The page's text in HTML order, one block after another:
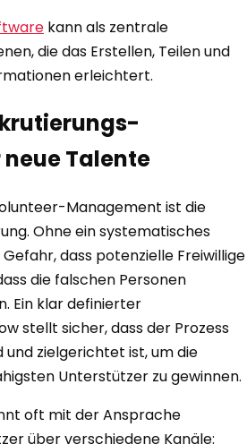
kann als zentrale
die das Erstellen, Teilen und
erleichtert.
Talente
Management ist die
Ohne ein systematisches
dass potenzielle Freiwillige
die falschen Personen
Ein klar definierter
stellt sicher, dass der Prozess
zielgerichtet ist, um die
Unterstützer zu gewinnen.
oft mit der Ansprache
über verschiedene Kanäle: